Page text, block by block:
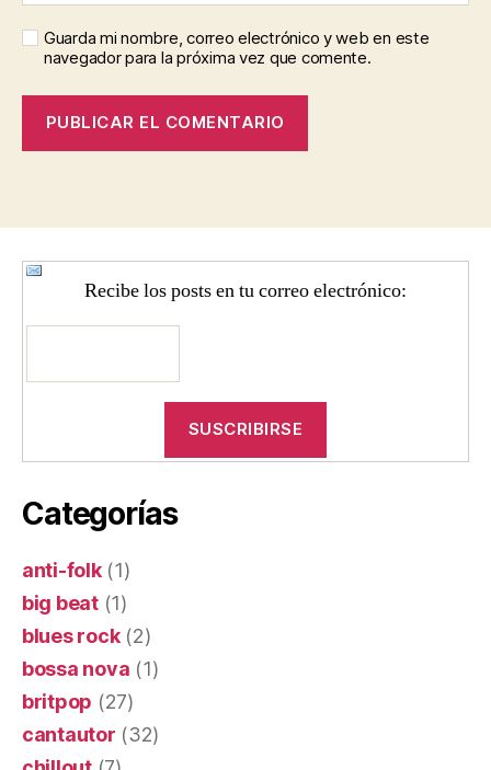
Guarda mi nombre, correo electrónico y web en este
navegador para la próxima vez que comente.
Recibe los posts en tu correo electrónico:
Categorías
anti-folk(1)
big beat(1)
blues rock(2)
bossa nova (1)
britpop (27)
cantautor (32)